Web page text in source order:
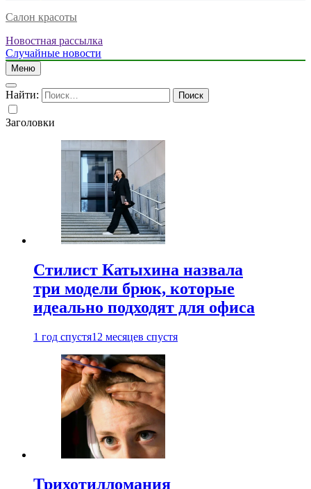
Салон красоты
Новостная рассылка
Случайные новости
Меню
Найти:
Заголовки
Стилист Катыхина назвала
три модели брюк, которые
идеально подходят для офиса
1 год спустя12 месяцев спустя
Трихотилломания